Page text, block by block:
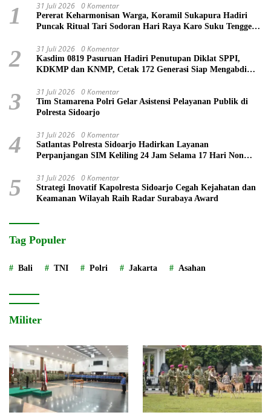
1 31 Juli 2026 0 Komentar
Pererat Keharmonisan Warga, Koramil Sukapura Hadiri
Puncak Ritual Tari Sodoran Hari Raya Karo Suku Tengger
2 31 Juli 2026 0 Komentar
Kasdim 0819 Pasuruan Hadiri Penutupan Diklat SPPI,
KDKMP dan KNMP, Cetak 172 Generasi Siap Mengabdi
3 31 Juli 2026 0 Komentar
Tim Stamarena Polri Gelar Asistensi Pelayanan Publik di
Polresta Sidoarjo
4 31 Juli 2026 0 Komentar
Satlantas Polresta Sidoarjo Hadirkan Layanan
Perpanjangan SIM Keliling 24 Jam Selama 17 Hari Non
5 31 Juli 2026 0 Komentar
Strategi Inovatif Kapolresta Sidoarjo Cegah Kejahatan dan
Keamanan Wilayah Raih Radar Surabaya Award
Tag Populer
Bali TNI Polri Jakarta Asahan
Militer